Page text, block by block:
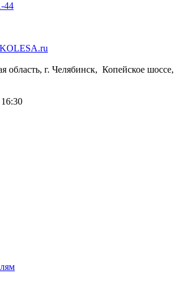
44
область, г. Челябинск, Копейское шоссе,